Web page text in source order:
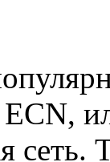
ECN,
сеть.